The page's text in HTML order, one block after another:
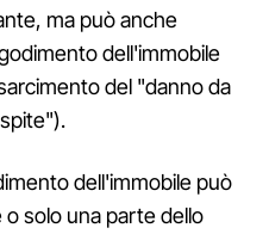
ma può anche
dell'immobile
del "danno da
dell'immobile può
solo una parte dello